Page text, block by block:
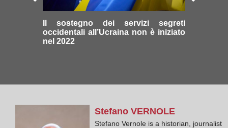
Il sostegno dei servizi segreti
occidentali all’Ucraina non è iniziato
nel 2022
StefanoVERNOLE
Stefano Vernole is a historian, journalist